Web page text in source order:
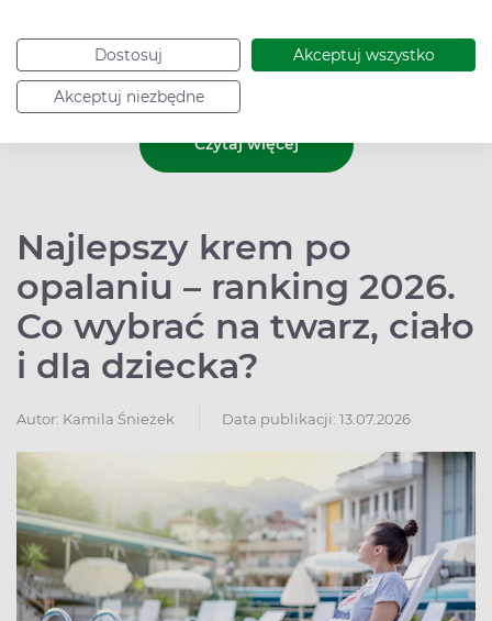
Dostosuj Akceptuj wszystko
Akceptuj niezbędne
własną rękę. Domowymi sposobami na alergię w ciąży
można za to zmniejszyć kontakt z alergenem.
Czytaj więcej
Najlepszy krem po
opalaniu – ranking 2026.
Co wybrać na twarz, ciało
i dla dziecka?
Autor: Kamila Śnieżek Data publikacji: 13.07.2026